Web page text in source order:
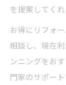
を提案してく
お得にリフォ
相談し、現在
ンニングをお
門家のサポー